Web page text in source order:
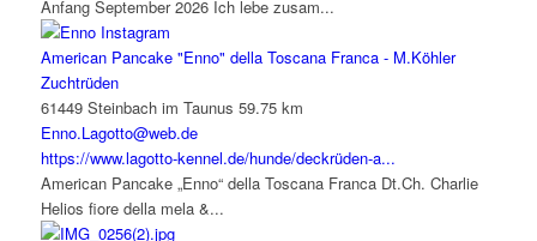
Anfang September 2026 Ich lebe zusam...
American Pancake "Enno" della Toscana Franca - M.Köhler
Zuchtrüden
61449 Steinbach im Taunus 59.75 km
Enno.Lagotto@web.de
https://www.lagotto-kennel.de/hunde/deckrüden-a...
American Pancake „Enno“ della Toscana Franca Dt.Ch. Charlie
Helios fiore della mela &...